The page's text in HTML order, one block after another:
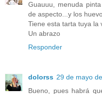
Guauuu, menuda
de aspecto...y los
Tiene esta tarta tuya la
Un abrazo
Responder
dolorss 29 de mayo
Bueno, pues habrá